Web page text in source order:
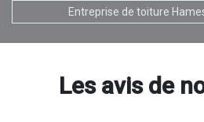
Entreprise de toiture
Les avis de